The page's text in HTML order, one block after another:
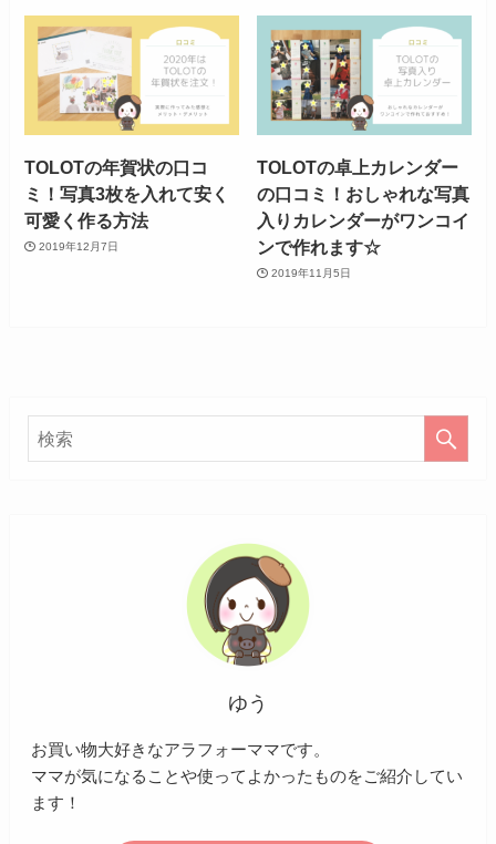
TOLOTの年賀状の口コ
ミ！写真3枚を入れて安く
可愛く作る方法
2019年12月7日
TOLOTの卓上カレンダー
の口コミ！おしゃれな写真
入りカレンダーがワンコイ
ンで作れます☆
2019年11月5日
ゆう
お買い物大好きなアラフォーママです。
ママが気になることや使ってよかったものをご紹介してい
ます！